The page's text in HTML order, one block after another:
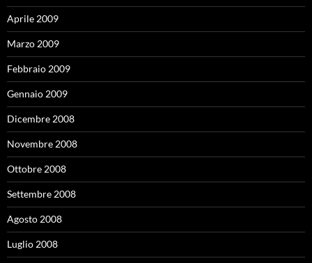
Aprile 2009
Marzo 2009
Febbraio 2009
Gennaio 2009
Dicembre 2008
Novembre 2008
Ottobre 2008
Settembre 2008
Agosto 2008
Luglio 2008